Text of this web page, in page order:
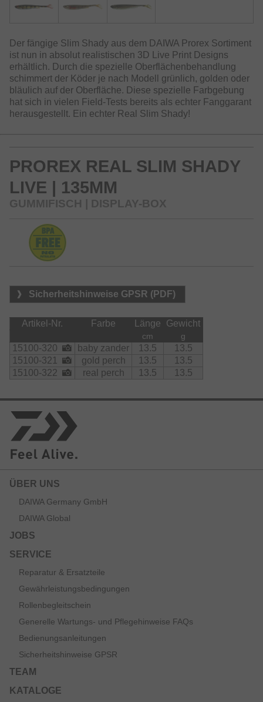
Der fängige Slim Shady aus dem DAIWA Prorex Sortiment
ist nun in absolut realistischen 3D Live Print Designs
erhältlich. Durch die spezielle Oberflächenbehandlung
schimmert der Köder je nach Modell grünlich, golden oder
bläulich auf der Oberfläche. Diese spezielle Farbgebung
hat sich in vielen Field-Tests bereits als echter Fanggarant
herausgestellt. Ein echter Real Slim Shady!
PROREX REAL SLIM SHADY
LIVE | 135MM
GUMMIFISCH | DISPLAY-BOX
Sicherheitshinweise GPSR (PDF)
Artikel-Nr. Farbe Länge Gewicht
cm g
15100-320 baby zander 13.5
13.5
15100-321
gold perch 13.5
13.5
15100-322
real perch 13.5 13.5
ÜBER UNS
DAIWA Germany GmbH
DAIWA Global
JOBS
SERVICE
Reparatur & Ersatzteile
Gewährleistungsbedingungen
Rollenbegleitschein
Generelle Wartungs- und Pflegehinweise FAQs
Bedienungsanleitungen
Sicherheitshinweise GPSR
TEAM
KATALOGE